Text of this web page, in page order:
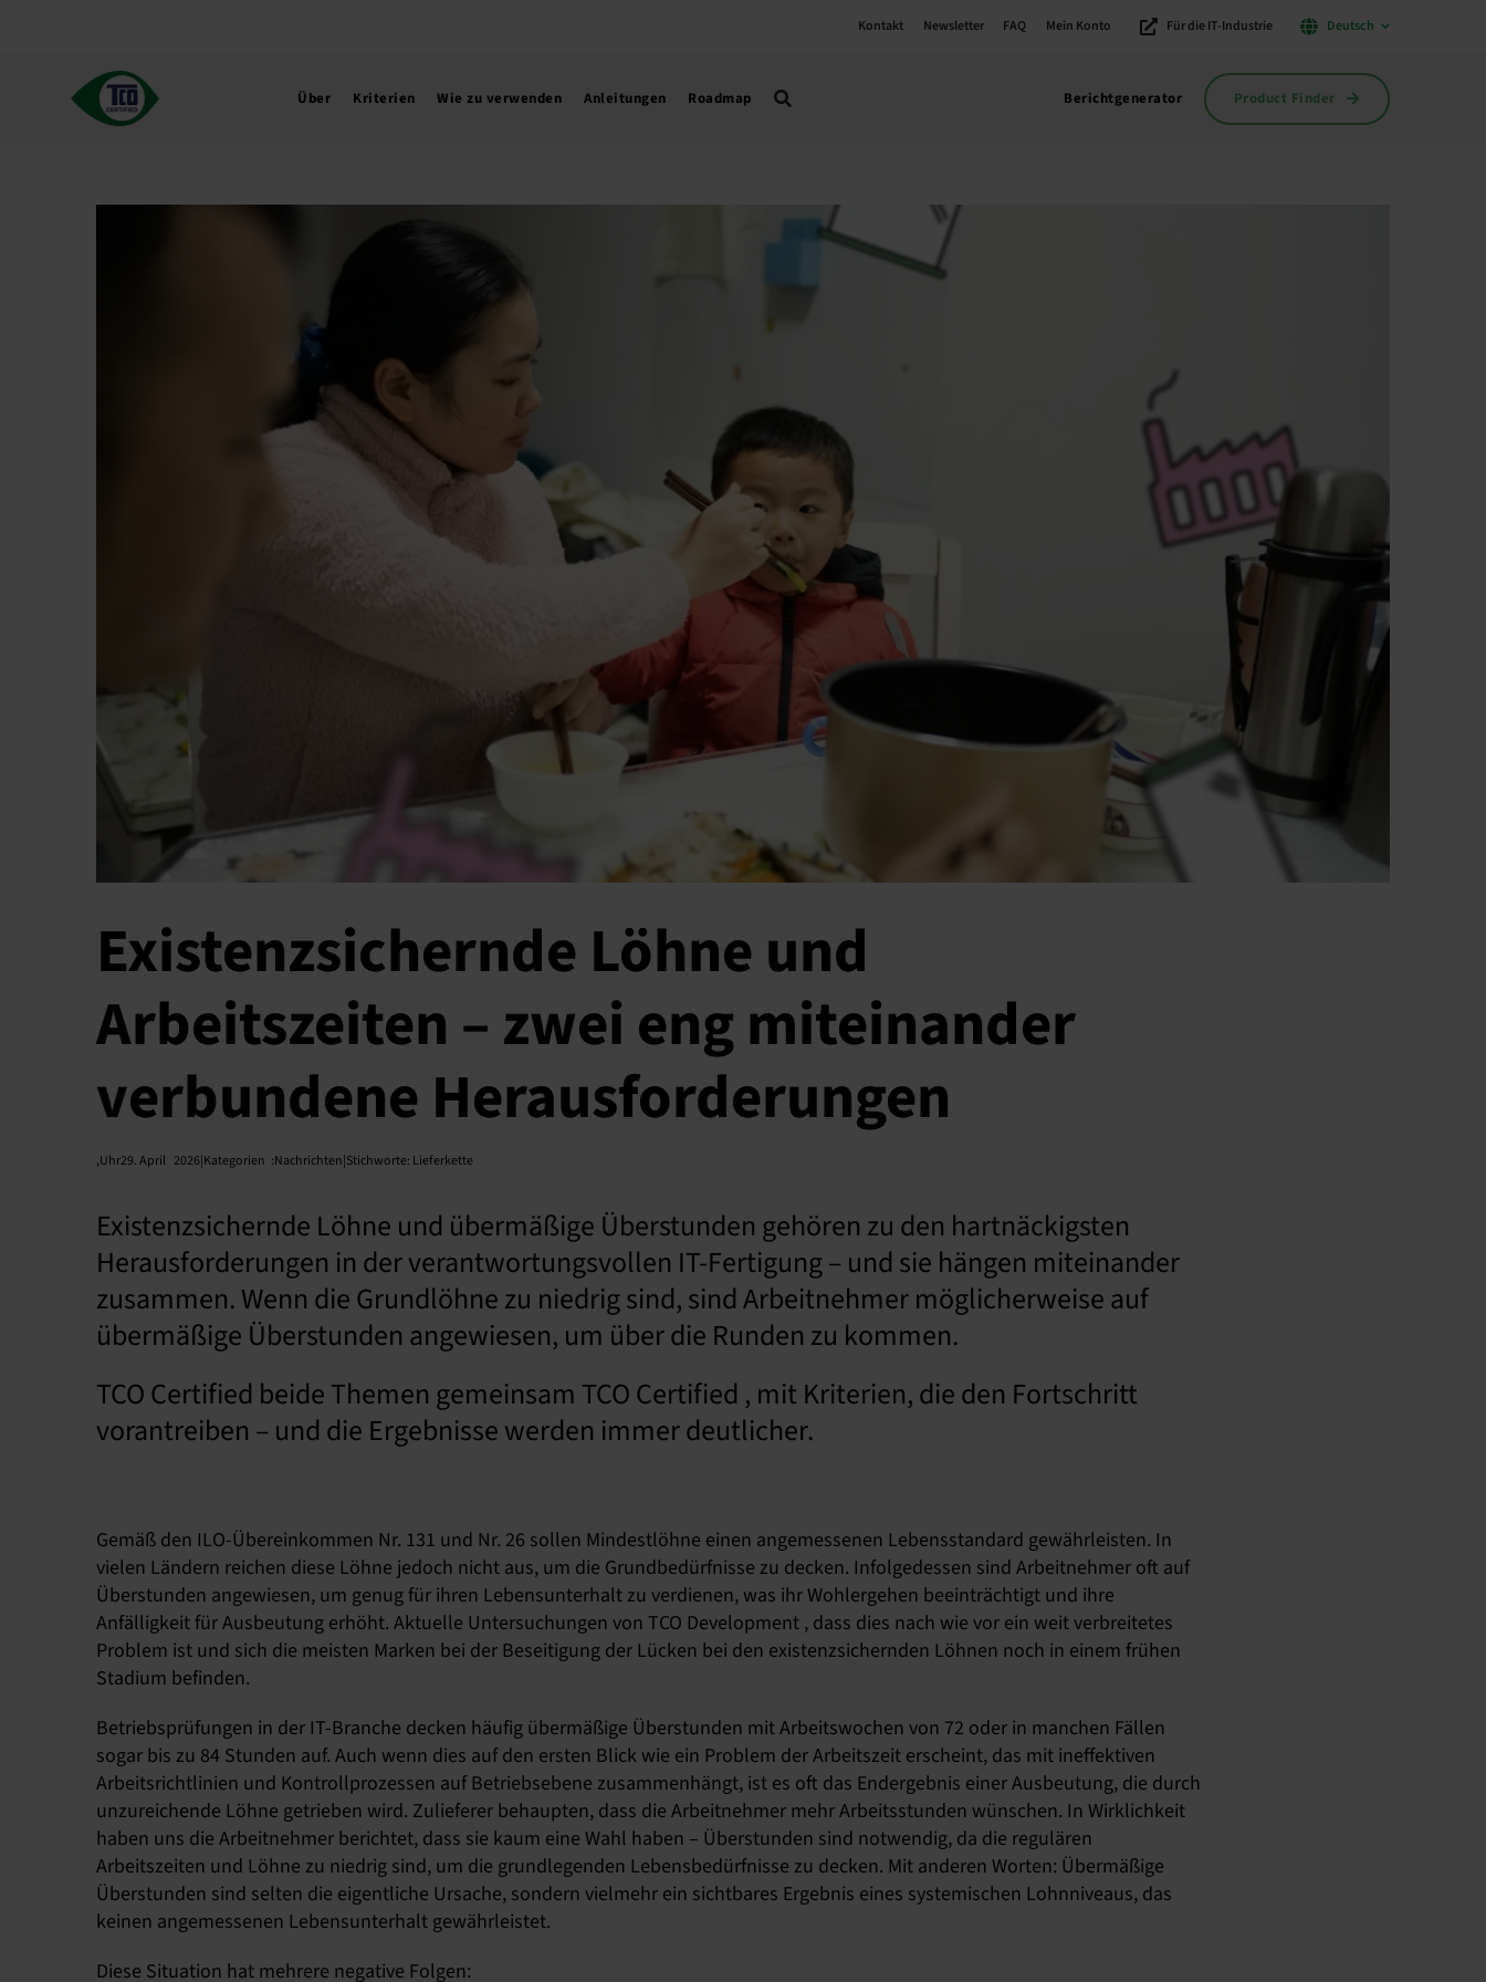
Kontakt Newsletter FAQ Mein Konto Für die IT-Industrie Deutsch
Über Kriterien Wie zu verwenden Anleitungen Roadmap Berichtgenerator Product Finder
Existenzsichernde Löhne und
Arbeitszeiten – zwei eng miteinander
verbundene Herausforderungen
,Uhr29. April 2026|Kategorien :Nachrichten|Stichworte: Lieferkette
Existenzsichernde Löhne und übermäßige Überstunden gehören zu den hartnäckigsten
Herausforderungen in der verantwortungsvollen IT-Fertigung – und sie hängen miteinander
zusammen. Wenn die Grundlöhne zu niedrig sind, sind Arbeitnehmer möglicherweise auf
übermäßige Überstunden angewiesen, um über die Runden zu kommen.
TCO Certified beide Themen gemeinsam TCO Certified , mit Kriterien, die den Fortschritt
vorantreiben – und die Ergebnisse werden immer deutlicher.
Gemäß den ILO-Übereinkommen Nr. 131 und Nr. 26 sollen Mindestlöhne einen angemessenen Lebensstandard gewährleisten. In
vielen Ländern reichen diese Löhne jedoch nicht aus, um die Grundbedürfnisse zu decken. Infolgedessen sind Arbeitnehmer oft auf
Überstunden angewiesen, um genug für ihren Lebensunterhalt zu verdienen, was ihr Wohlergehen beeinträchtigt und ihre
Anfälligkeit für Ausbeutung erhöht. Aktuelle Untersuchungen von TCO Development , dass dies nach wie vor ein weit verbreitetes
Problem ist und sich die meisten Marken bei der Beseitigung der Lücken bei den existenzsichernden Löhnen noch in einem frühen
Stadium befinden.
Betriebsprüfungen in der IT-Branche decken häufig übermäßige Überstunden mit Arbeitswochen von 72 oder in manchen Fällen
sogar bis zu 84 Stunden auf. Auch wenn dies auf den ersten Blick wie ein Problem der Arbeitszeit erscheint, das mit ineffektiven
Arbeitsrichtlinien und Kontrollprozessen auf Betriebsebene zusammenhängt, ist es oft das Endergebnis einer Ausbeutung, die durch
unzureichende Löhne getrieben wird. Zulieferer behaupten, dass die Arbeitnehmer mehr Arbeitsstunden wünschen. In Wirklichkeit
haben uns die Arbeitnehmer berichtet, dass sie kaum eine Wahl haben – Überstunden sind notwendig, da die regulären
Arbeitszeiten und Löhne zu niedrig sind, um die grundlegenden Lebensbedürfnisse zu decken. Mit anderen Worten: Übermäßige
Überstunden sind selten die eigentliche Ursache, sondern vielmehr ein sichtbares Ergebnis eines systemischen Lohnniveaus, das
keinen angemessenen Lebensunterhalt gewährleistet.
Diese Situation hat mehrere negative Folgen: